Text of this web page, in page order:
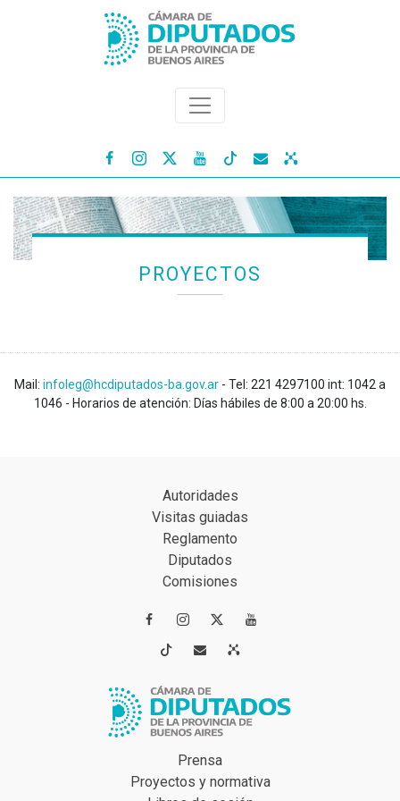
   
PROYECTOS
Mail: infoleg@hcdiputados-ba.gov.ar - Tel: 221 4297100 int: 1042 a
1046 - Horarios de atención: Días hábiles de 8:00 a 20:00 hs.
Autoridades
Visitas guiadas
Reglamento
Diputados
Comisiones
 
 
Prensa
Proyectos y normativa